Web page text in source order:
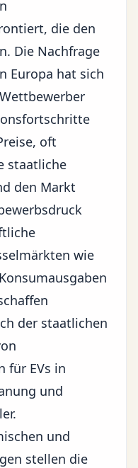
die den
Die Nachfrage
Europa hat sich
oft
staatliche
den Markt
wie
der staatlichen
für EVs in
und
und
stellen die